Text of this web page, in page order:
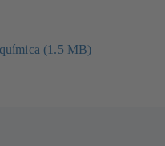
(1.5 MB)